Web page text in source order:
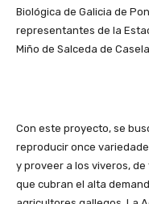
Biológica de Galicia de
representantes de la
Miño de Salceda de
Con este proyecto, se
reproducir once
y proveer a los viveros,
que cubran el alta